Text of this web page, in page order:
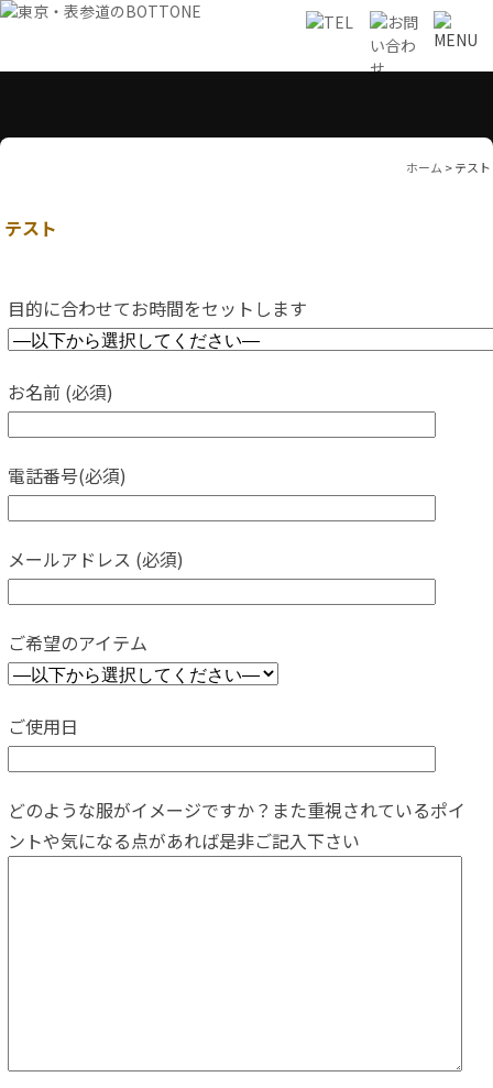
ホーム >テスト
テスト
目的に合わせてお時間をセットします
お名前 (必須)
電話番号(必須)
メールアドレス (必須)
ご希望のアイテム
ご使用日
どのような服がイメージですか？また重視されているポイ
ントや気になる点があれば是非ご記入下さい